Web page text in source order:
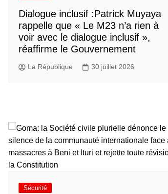
Dialogue inclusif :Patrick Muyaya
rappelle que « Le M23 n’a rien à
voir avec le dialogue inclusif »,
réaffirme le Gouvernement
La République 30 juillet 2026
Sécurité